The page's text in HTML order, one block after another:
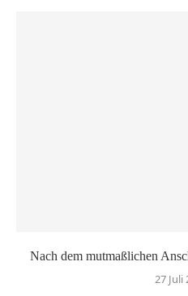
Nach dem mutmaßlichen
27 Juli